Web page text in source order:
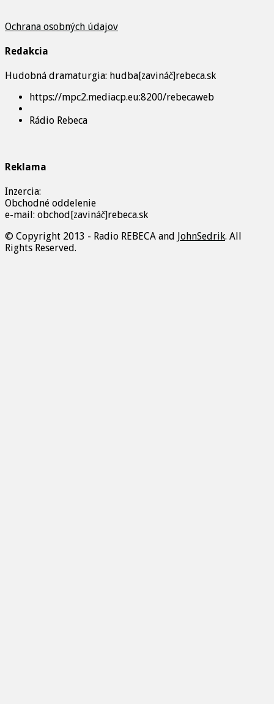
Ochrana osobných údajov
Redakcia
Hudobná dramaturgia: hudba[zavináč]rebeca.sk
https://mpc2.mediacp.eu:8200/rebecaweb
Rádio Rebeca
Reklama
Inzercia:
Obchodné oddelenie
e-mail: obchod[zavináč]rebeca.sk
© Copyright 2013 - Radio REBECA and JohnSedrik. All
Rights Reserved.